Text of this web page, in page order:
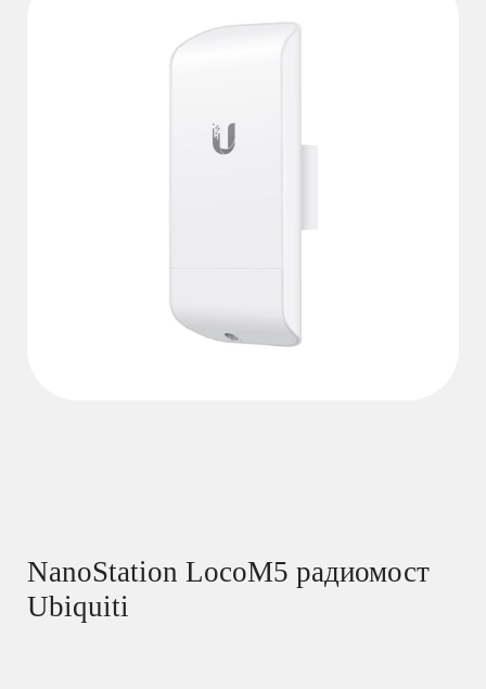
NanoStation LocoM5 радиомост
Ubiquiti